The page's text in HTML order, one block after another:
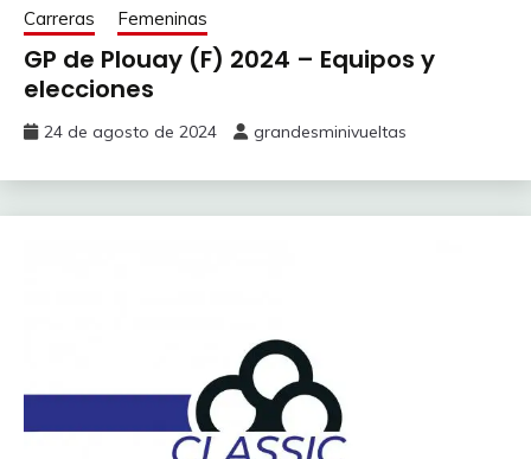
Carreras Femeninas
GP de Plouay (F) 2024 – Equipos y
elecciones
24 de agosto de 2024 grandesminivueltas